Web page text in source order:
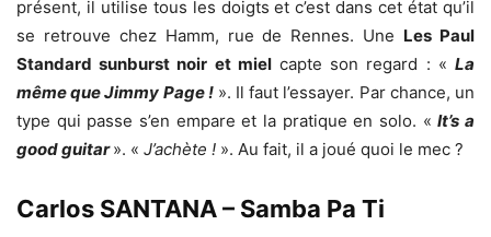
présent, il utilise tous les doigts et c’est dans cet état qu’il
se retrouve chez Hamm, rue de Rennes. Une Les Paul
Standard sunburst noir et mielcapte son regard : «La
même que Jimmy Page !». Il faut l’essayer. Par chance, un
type qui passe s’en empare et la pratique en solo. «It’s a
good guitar ». « J’achète ! ». Au fait, il a joué quoi le mec ?
Carlos SANTANA – Samba Pa Ti